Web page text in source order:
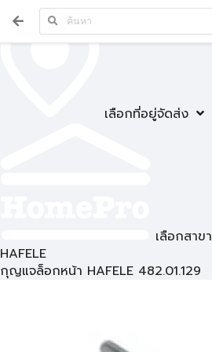
เลือกที่อยู่จัดส่ง
เลือกสาขา
HAFELE
กุญแจล็อกหน้า HAFELE 482.01.129